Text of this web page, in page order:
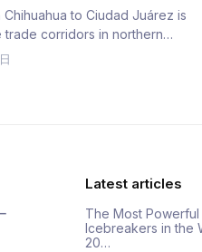
to Ciudad Juárez is
corridors in northern
Latest articles
The Most Powerful
Icebreakers in the
20…